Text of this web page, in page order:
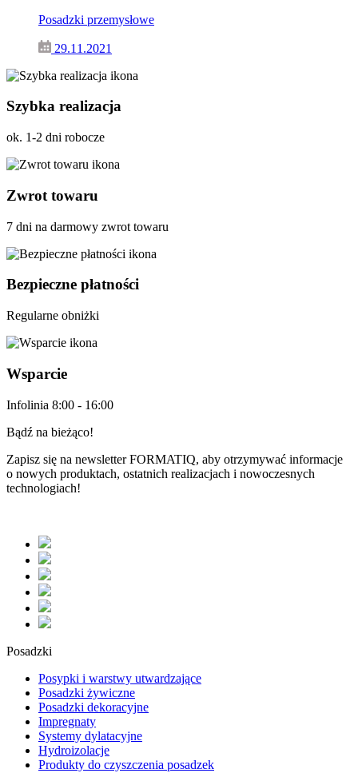
Posadzki przemysłowe
29.11.2021
Szybka realizacja
ok. 1-2 dni robocze
Zwrot towaru
7 dni na darmowy zwrot towaru
Bezpieczne płatności
Regularne obniżki
Wsparcie
Infolinia 8:00 - 16:00
Bądź na bieżąco!
Zapisz się na newsletterFORMATIQ, aby otrzymywać informacje
o nowych produktach, ostatnich realizacjach i nowoczesnych
technologiach!
Posadzki
Posypki i warstwy utwardzające
Posadzki żywiczne
Posadzki dekoracyjne
Impregnaty
Systemy dylatacyjne
Hydroizolacje
Produkty do czyszczenia posadzek